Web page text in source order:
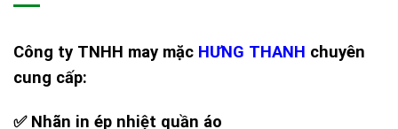
Công ty TNHH may mặc HƯNG THANH chuyên
cung cấp:
✅ Nhãn in ép nhiệt quần áo